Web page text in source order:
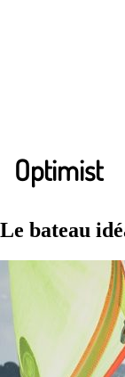
Optimist
Le bateau